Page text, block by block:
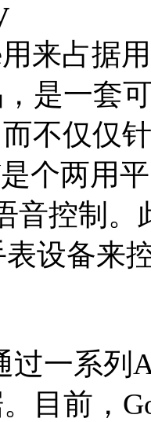
来占据
是一套
不仅仅
个两用
音控制
表设备来
过一系列
目前，